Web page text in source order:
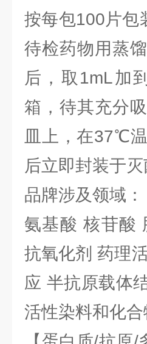
按每包100片包
待检药物用蒸
后，取1mL加
箱，待其充分
皿上，在37℃
后立即封装于
品牌涉及领域
氨基酸 核苷酸
抗氧化剂 药理
应 半抗原载体
活性染料和化